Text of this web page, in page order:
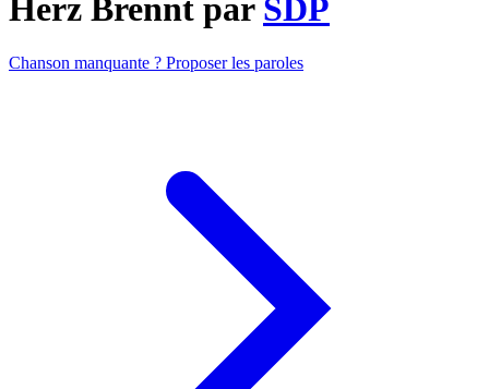
Herz Brennt par SDP
Chanson manquante ? Proposer les paroles